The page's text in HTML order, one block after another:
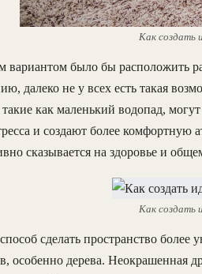
Как создать
вариантом было бы расположить
далеко не у всех есть такая
как маленький водопад,
и создают более
сказывается на здоровье и
Как создать
сделать пространство
особенно дерева. Неокрашенная